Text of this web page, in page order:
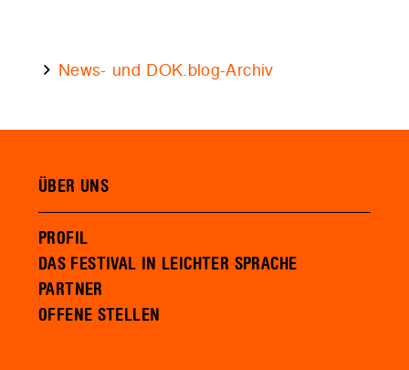
News- und DOK.blog-Archiv
ÜBER UNS
PROFIL
DAS FESTIVAL IN LEICHTER SPRACHE
PARTNER
OFFENE STELLEN